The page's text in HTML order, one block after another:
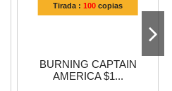
Tirada : 100copias
BURNING CAPTAIN
AMERICA $1...